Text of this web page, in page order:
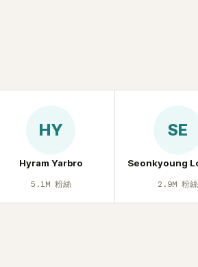
HY
Hyram Yarbro
5.1M 粉絲
SE
Seonkyoung
2.9M 粉絲